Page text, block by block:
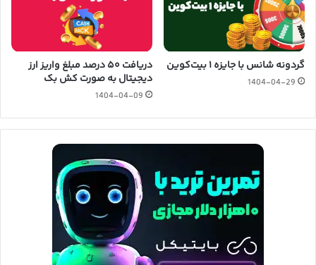
گردونه شانس با جایزه ۱ بیت‌کوین
1404-04-29
دریافت ۵۰ درصد مبلغ واریز ارز
دیجیتال به صورت کش بک
1404-04-09